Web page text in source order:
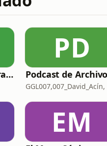
Modo Vida con Sara Manzaneque
PD
EM